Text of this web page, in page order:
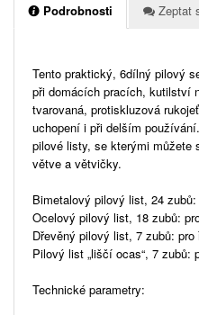
Podrobnosti Zeptat
Tento praktický, 6dílný pilový
při domácích pracích, kutilství
tvarovaná, protiskluzová
uchopení i při delším
pilové listy, se kterými můžete
větve a větvičky.
Bimetalový pilový list, 24
Ocelový pilový list, 18 zubů:
Dřevěný pilový list, 7 zubů:
Pilový list „liščí ocas“, 7 zubů:
Technické parametry: